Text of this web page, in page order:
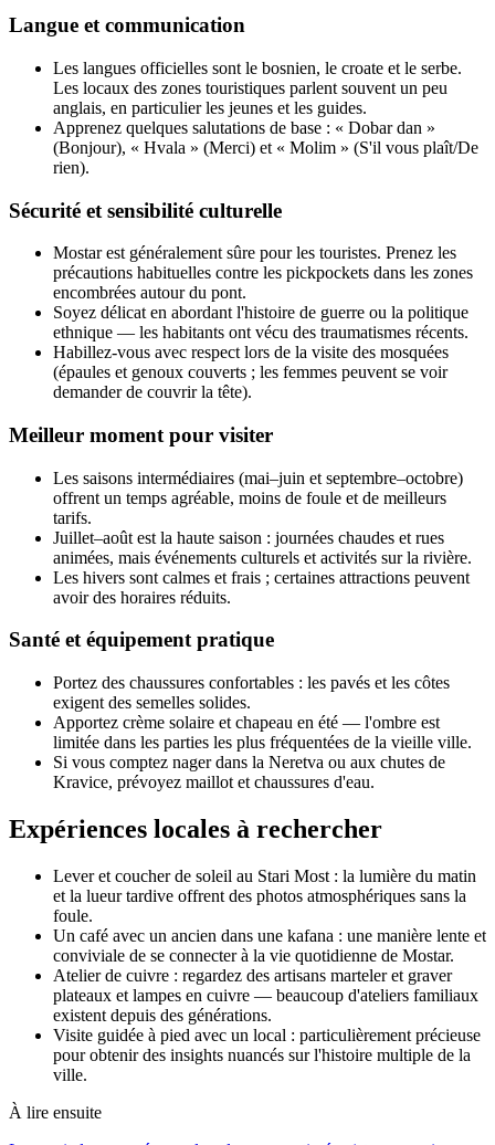
Langue et communication
Les langues officielles sont le bosnien, le croate et le serbe.
Les locaux des zones touristiques parlent souvent un peu
anglais, en particulier les jeunes et les guides.
Apprenez quelques salutations de base : « Dobar dan »
(Bonjour), « Hvala » (Merci) et « Molim » (S'il vous plaît/De
rien).
Sécurité et sensibilité culturelle
Mostar est généralement sûre pour les touristes. Prenez les
précautions habituelles contre les pickpockets dans les zones
encombrées autour du pont.
Soyez délicat en abordant l'histoire de guerre ou la politique
ethnique — les habitants ont vécu des traumatismes récents.
Habillez-vous avec respect lors de la visite des mosquées
(épaules et genoux couverts ; les femmes peuvent se voir
demander de couvrir la tête).
Meilleur moment pour visiter
Les saisons intermédiaires (mai–juin et septembre–octobre)
offrent un temps agréable, moins de foule et de meilleurs
tarifs.
Juillet–août est la haute saison : journées chaudes et rues
animées, mais événements culturels et activités sur la rivière.
Les hivers sont calmes et frais ; certaines attractions peuvent
avoir des horaires réduits.
Santé et équipement pratique
Portez des chaussures confortables : les pavés et les côtes
exigent des semelles solides.
Apportez crème solaire et chapeau en été — l'ombre est
limitée dans les parties les plus fréquentées de la vieille ville.
Si vous comptez nager dans la Neretva ou aux chutes de
Kravice, prévoyez maillot et chaussures d'eau.
Expériences locales à rechercher
Lever et coucher de soleil au Stari Most : la lumière du matin
et la lueur tardive offrent des photos atmosphériques sans la
foule.
Un café avec un ancien dans une kafana : une manière lente et
conviviale de se connecter à la vie quotidienne de Mostar.
Atelier de cuivre : regardez des artisans marteler et graver
plateaux et lampes en cuivre — beaucoup d'ateliers familiaux
existent depuis des générations.
Visite guidée à pied avec un local : particulièrement précieuse
pour obtenir des insights nuancés sur l'histoire multiple de la
ville.
À lire ensuite